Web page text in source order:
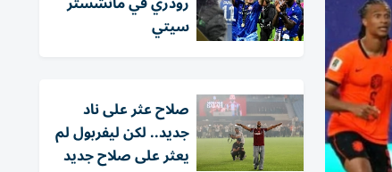
سيتي
صلاح عثر على ناد
جديد.. لكن ليفربول لم
يعثر على صلاح جديد